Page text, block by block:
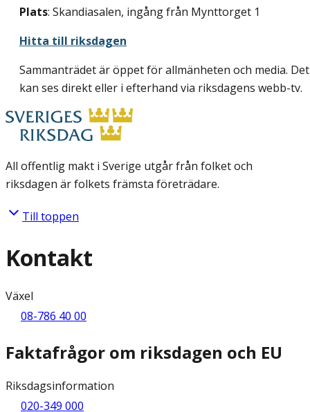
Plats: Skandiasalen, ingång från Mynttorget 1
Hitta till riksdagen
Sammanträdet är öppet för allmänheten och media. Det
kan ses direkt eller i efterhand via riksdagens webb-tv.
All offentlig makt i Sverige utgår från folket och
riksdagen är folkets främsta företrädare.
Till toppen
Kontakt
Växel
08-786 40 00
Faktafrågor om riksdagen och EU
Riksdagsinformation
020-349 000